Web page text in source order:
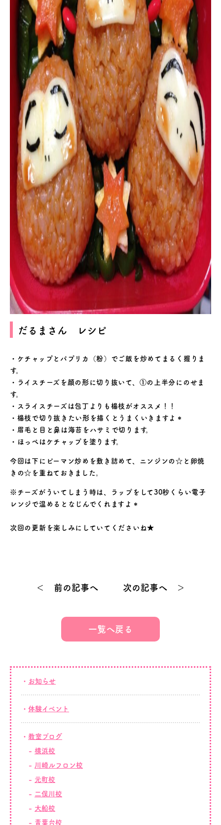
だるまさん レシピ
・ケチャップとパプリカ（粉）でご飯を炒めてまるく握りま
す。
・ライスチーズを顔の形に切り抜いて、①の上半分にのせま
す。
・スライスチーズは包丁よりも楊枝がオススメ！！
・楊枝で切り抜きたい形を描くとうまくいきますよ＊
・眉毛と目と鼻は海苔をハサミで切ります。
・ほっぺはケチャップを塗ります。
今回は下にピーマン炒めを敷き詰めて、ニンジンの☆と卵焼
きの☆を重ねておきました。
※チーズがういてしまう時は、ラップをして30秒くらい電子
レンジで温めるとなじんでくれますよ＊
次回の更新を楽しみにしていてくださいね★
＜ 前の記事へ 次の記事へ ＞
一覧へ戻る
お知らせ
体験イベント
教室ブログ
横浜校
川崎ルフロン校
元町校
二俣川校
大船校
青葉台校